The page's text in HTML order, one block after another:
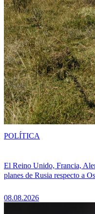
El Reino Unido, Francia,
planes de Rusia respecto a
08.08.2026
POLÍTICA